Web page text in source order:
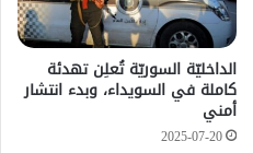
الداخليّة السوريّة تُعلِن تهدئة
كاملة في السويداء، وبدء انتشار
أمني
2025-07-20